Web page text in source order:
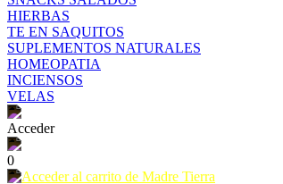
HIERBAS
TE EN SAQUITOS
SUPLEMENTOS NATURALES
HOMEOPATIA
INCIENSOS
VELAS
Acceder
0